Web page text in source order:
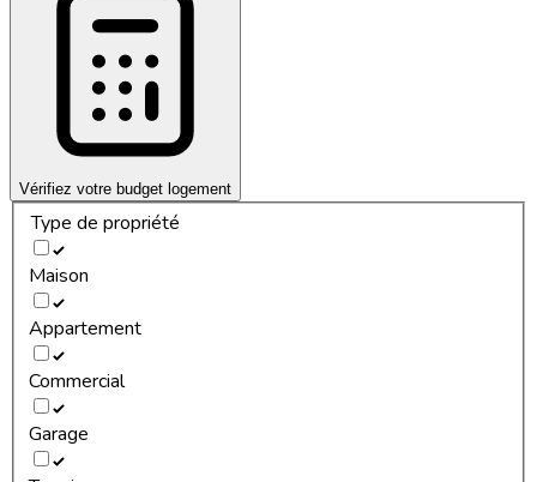
Vérifiez votre budget logement
Type de propriété
Maison
Appartement
Commercial
Garage